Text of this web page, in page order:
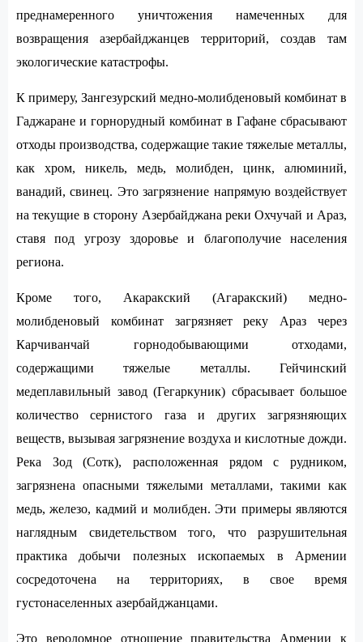
преднамеренного уничтожения намеченных для
возвращения азербайджанцев территорий, создав там
экологические катастрофы.
К примеру, Зангезурский медно-молибденовый комбинат в
Гаджаране и горнорудный комбинат в Гафане сбрасывают
отходы производства, содержащие такие тяжелые металлы,
как хром, никель, медь, молибден, цинк, алюминий,
ванадий, свинец. Это загрязнение напрямую воздействует
на текущие в сторону Азербайджана реки Охчучай и Араз,
ставя под угрозу здоровье и благополучие населения
региона.
Кроме того, Акаракский (Агаракский) медно-
молибденовый комбинат загрязняет реку Араз через
Карчиванчай горнодобывающими отходами,
содержащими тяжелые металлы. Гейчинский
медеплавильный завод (Гегаркуник) сбрасывает большое
количество сернистого газа и других загрязняющих
веществ, вызывая загрязнение воздуха и кислотные дожди.
Река Зод (Сотк), расположенная рядом с рудником,
загрязнена опасными тяжелыми металлами, такими как
медь, железо, кадмий и молибден. Эти примеры являются
наглядным свидетельством того, что разрушительная
практика добычи полезных ископаемых в Армении
сосредоточена на территориях, в свое время
густонаселенных азербайджанцами.
Это вероломное отношение правительства Армении к